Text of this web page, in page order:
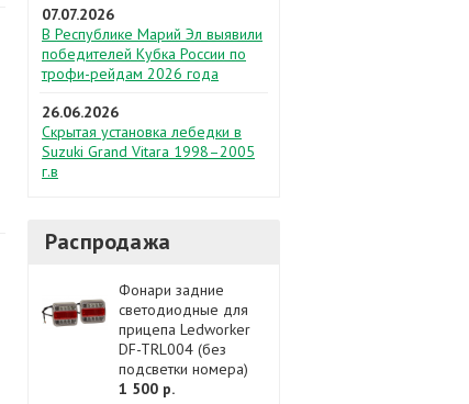
07.07.2026
В Республике Марий Эл выявили
победителей Кубка России по
трофи-рейдам 2026 года
26.06.2026
Скрытая установка лебедки в
Suzuki Grand Vitara 1998–2005
г.в
Распродажа
Фонари задние
светодиодные для
прицепа Ledworker
DF-TRL004 (без
подсветки номера)
1 500 р.